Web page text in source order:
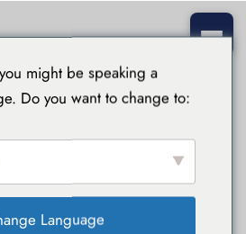
might be speaking a
Do you want to change to:
Language